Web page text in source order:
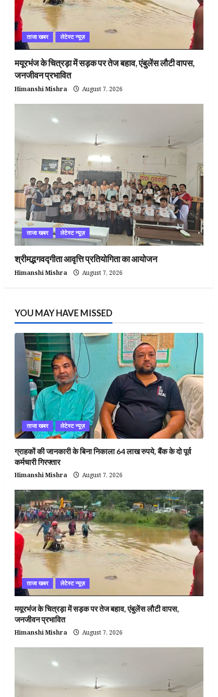
ताजा खबर लेटेस्ट न्यूज़
मयूरभंज के चित्रड़ा में सड़क पर तेज बहाव, एंबुलेंस लौटी वापस,
जनजीवन प्रभावित
Himanshi Mishra August 7, 2026
ताजा खबर लेटेस्ट न्यूज़
श्रीमद्भगवद्गीता आवृत्ति प्रतियोगिता का आयोजन
Himanshi Mishra August 7, 2026
YOU MAY HAVE MISSED
ताजा खबर लेटेस्ट न्यूज़
ग्राहकों की जानकारी के बिना निकाला 64 लाख रुपये, बैंक के दो पूर्व
कर्मचारी गिरफ्तार
Himanshi Mishra August 7, 2026
ताजा खबर लेटेस्ट न्यूज़
मयूरभंज के चित्रड़ा में सड़क पर तेज बहाव, एंबुलेंस लौटी वापस,
जनजीवन प्रभावित
Himanshi Mishra August 7, 2026